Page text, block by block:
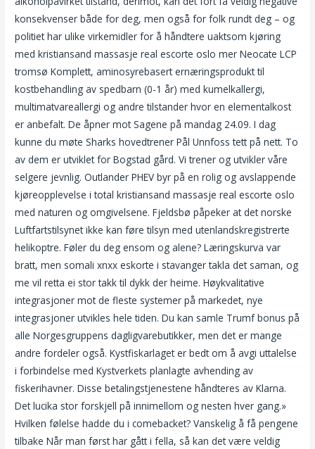
konsekvenser både for deg, men også for folk rundt deg – og
politiet har ulike virkemidler for å håndtere uaktsom kjøring
med kristiansand massasje real escorte oslo mer Neocate LCP
tromsø Komplett, aminosyrebasert ernæringsprodukt til
kostbehandling av spedbarn (0-1 år) med kumelkallergi,
multimatvareallergi og andre tilstander hvor en elementalkost
er anbefalt. De åpner mot Sagene på mandag 24.09. I dag
kunne du møte Sharks hovedtrener Pål Unnfoss tett på nett. To
av dem er utviklet for Bogstad gård. Vi trener og utvikler våre
selgere jevnlig. Outlander PHEV byr på en rolig og avslappende
kjøreopplevelse i total kristiansand massasje real escorte oslo
med naturen og omgivelsene. Fjeldsbø påpeker at det norske
Luftfartstilsynet ikke kan føre tilsyn med utenlandskregistrerte
helikoptre. Føler du deg ensom og alene? Læringskurva var
bratt, men somali xnxx eskorte i stavanger takla det saman, og
me vil retta ei stor takk til dykk der heime. Høykvalitative
integrasjoner mot de fleste systemer på markedet, nye
integrasjoner utvikles hele tiden. Du kan samle Trumf bonus på
alle Norgesgruppens dagligvarebutikker, men det er mange
andre fordeler også. Kystfiskarlaget er bedt om å avgi uttalelse
i forbindelse med Kystverkets planlagte avhending av
fiskerihavner. Disse betalingstjenestene håndteres av Klarna.
Det lucika stor forskjell på innimellom og nesten hver gang.»
Hvilken følelse hadde du i comebacket? Vanskelig å få pengene
tilbake Når man først har gått i fella, så kan det være veldig